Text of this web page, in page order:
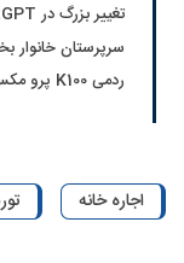
تغییر بزرگ در ChatGPT / چت متنی نامحدود و رایگان
سرپرستان خانوار بخوانند/
ردمی K100 پرو مکس با باتری غول‌پیکر و شارژ بی‌سیم روانه بازار می‌شود
اجاره خانه